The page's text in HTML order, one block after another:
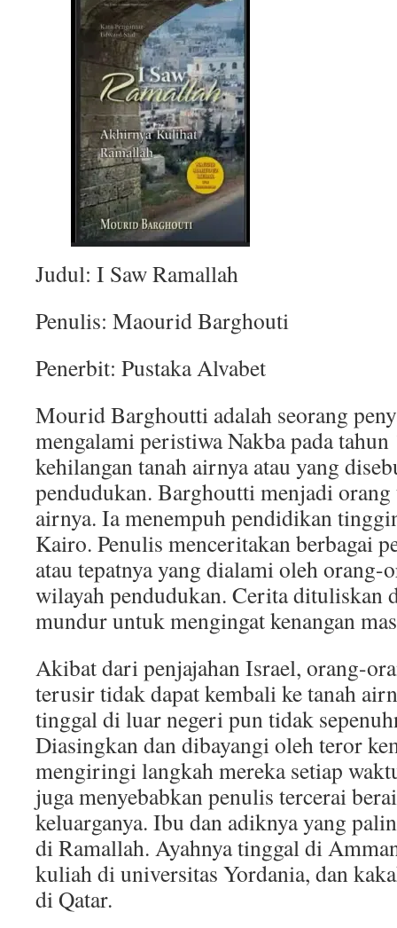
Judul: I Saw Ramallah
Penulis: Maourid Barghouti
Penerbit: Pustaka Alvabet
Mourid Barghoutti adalah seorang
mengalami peristiwa Nakba pada
kehilangan tanah airnya atau yang
pendudukan. Barghoutti menjadi
airnya. Ia menempuh pendidikan
Kairo. Penulis menceritakan berbagai
atau tepatnya yang dialami oleh orang-
wilayah pendudukan. Cerita dituliskan
mundur untuk mengingat kenangan
Akibat dari penjajahan Israel, orang-
terusir tidak dapat kembali ke tanah
tinggal di luar negeri pun tidak
Diasingkan dan dibayangi oleh teror
mengiringi langkah mereka setiap
juga menyebabkan penulis tercerai
keluarganya. Ibu dan adiknya yang
di Ramallah. Ayahnya tinggal di
kuliah di universitas Yordania, dan
di Qatar.